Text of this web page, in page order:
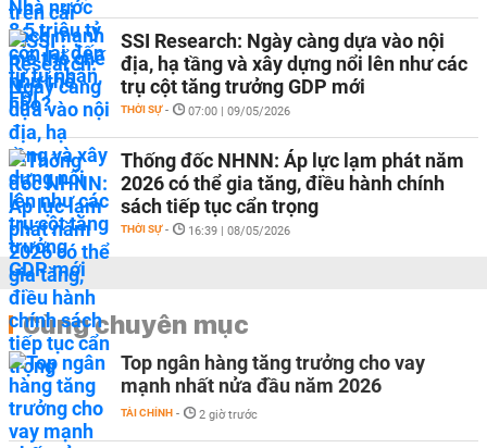
SSI Research: Ngày càng dựa vào nội
địa, hạ tầng và xây dựng nổi lên như các
trụ cột tăng trưởng GDP mới
THỜI SỰ - 07:00 | 09/05/2026
Thống đốc NHNN: Áp lực lạm phát năm
2026 có thể gia tăng, điều hành chính
sách tiếp tục cẩn trọng
THỜI SỰ - 16:39 | 08/05/2026
Cùng chuyên mục
Top ngân hàng tăng trưởng cho vay
mạnh nhất nửa đầu năm 2026
TÀI CHÍNH - 2 giờ trước